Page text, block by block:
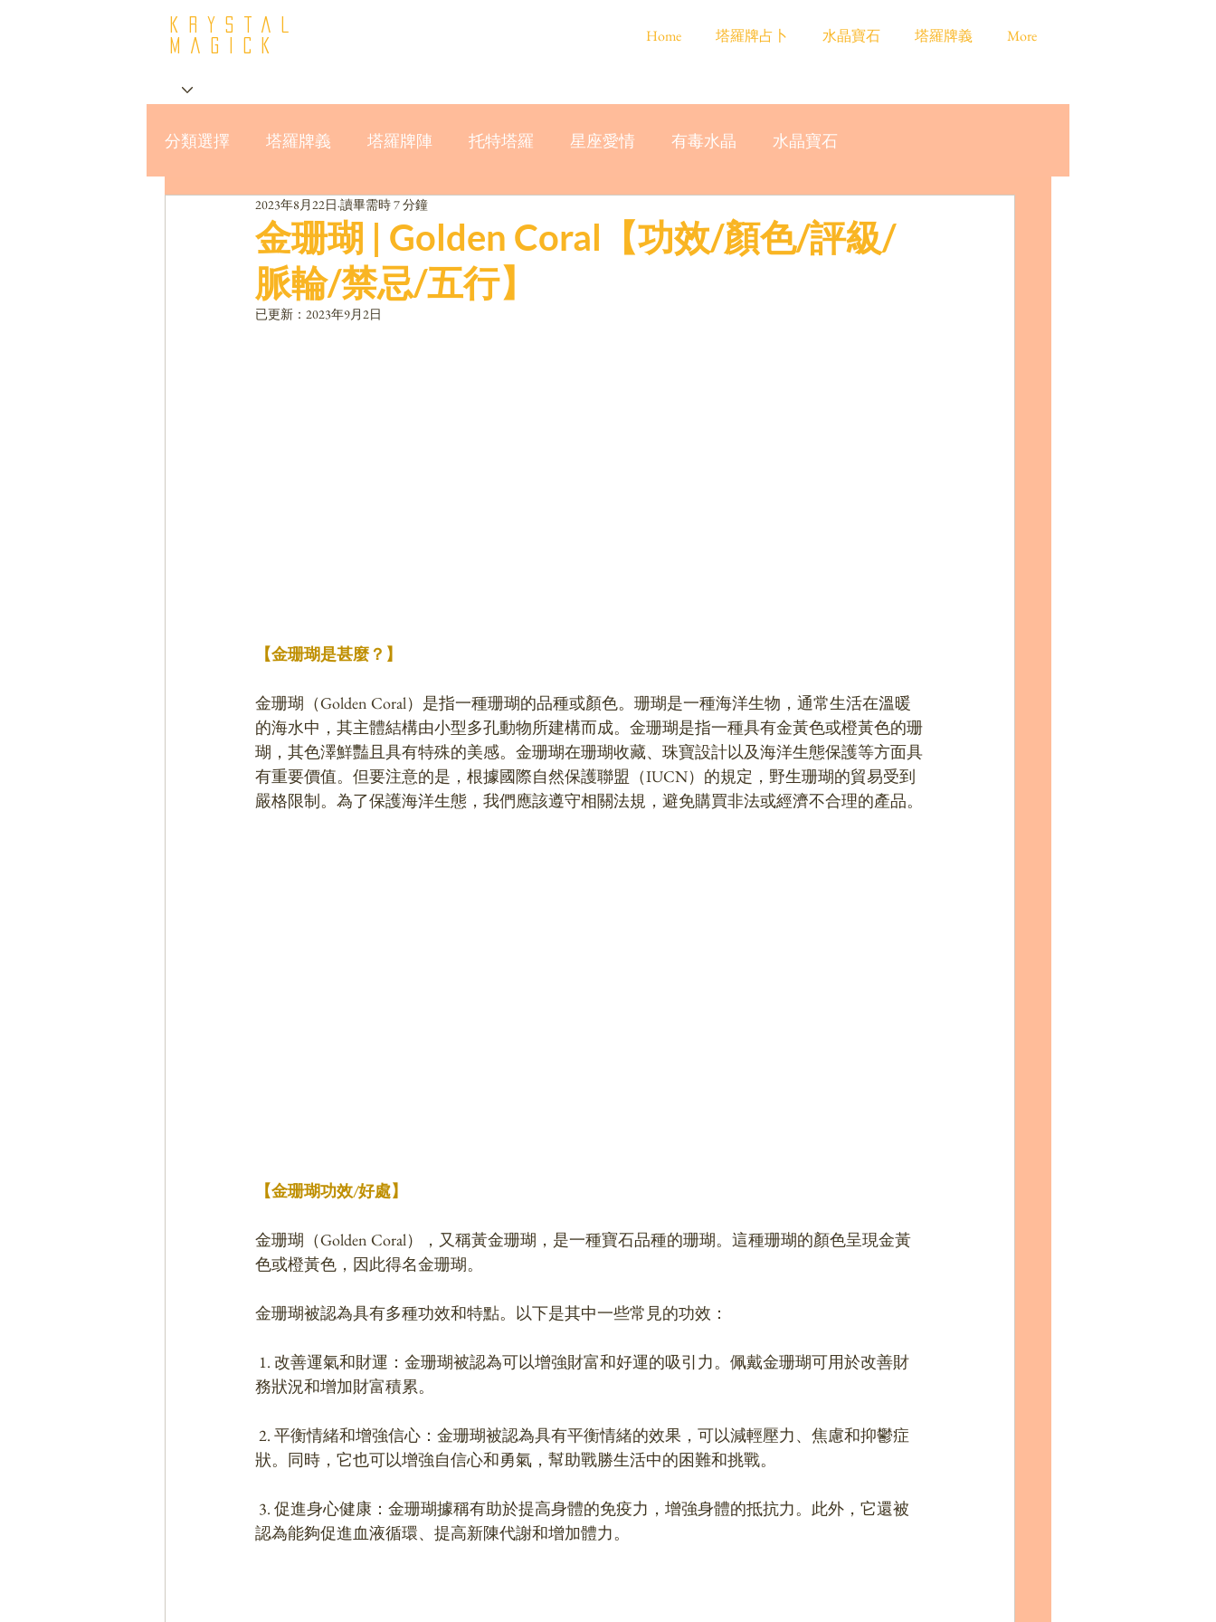
krystal
Magick
分類選擇 塔羅牌義 塔羅牌陣 托特塔羅 星座愛情 有毒水晶 水晶寶石
星座與MBTI16型人格
金珊瑚 | Golden Coral【功效/顏色/評級/
脈輪/禁忌/五行】
2023年8月22日 讀畢需時 7 分鐘
已更新： 2023年9月2日
【金珊瑚是甚麼？】
金珊瑚（Golden Coral）是指一種珊瑚的品種或顏色。珊瑚是一種海洋生物，通常生活在溫暖
的海水中，其主體結構由小型多孔動物所建構而成。金珊瑚是指一種具有金黃色或橙黃色的珊
瑚，其色澤鮮豔且具有特殊的美感。金珊瑚在珊瑚收藏、珠寶設計以及海洋生態保護等方面具
有重要價值。但要注意的是，根據國際自然保護聯盟（IUCN）的規定，野生珊瑚的貿易受到
嚴格限制。為了保護海洋生態，我們應該遵守相關法規，避免購買非法或經濟不合理的產品。
【金珊瑚功效/好處】
金珊瑚（Golden Coral），又稱黃金珊瑚，是一種寶石品種的珊瑚。這種珊瑚的顏色呈現金黃
色或橙黃色，因此得名金珊瑚。
金珊瑚被認為具有多種功效和特點。以下是其中一些常見的功效：
務狀況和增加財富積累。
狀。同時，它也可以增強自信心和勇氣，幫助戰勝生活中的困難和挑戰。
認為能夠促進血液循環、提高新陳代謝和增加體力。
Home 塔羅牌占卜 水晶寶石 塔羅牌義 More